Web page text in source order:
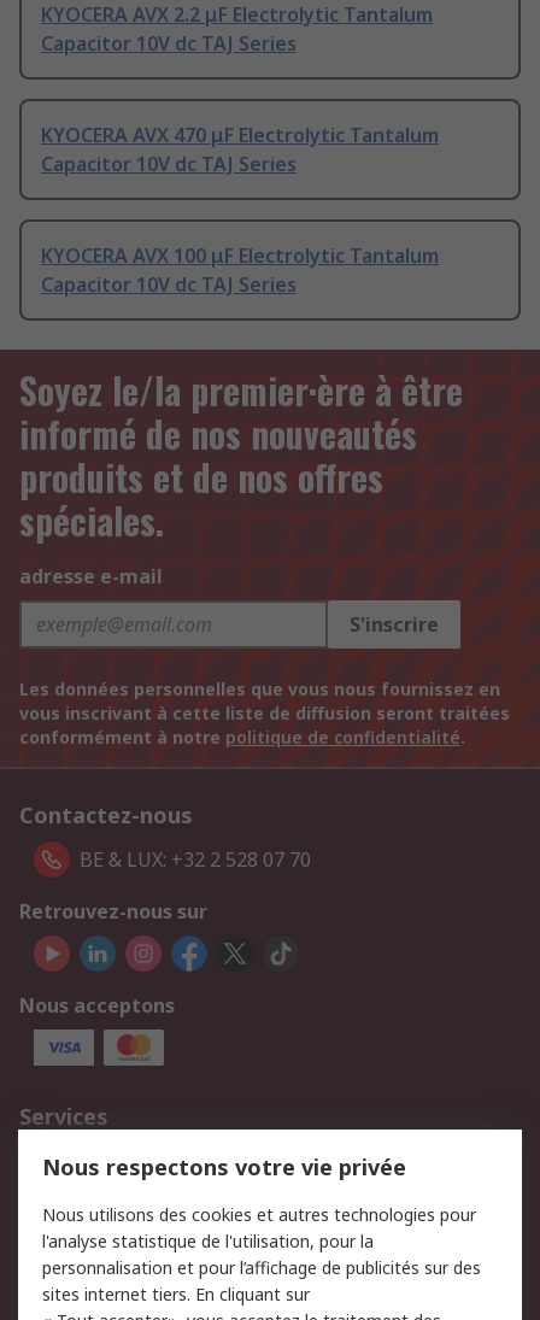
KYOCERA AVX 2.2 μF Electrolytic Tantalum
Capacitor 10V dc TAJ Series
KYOCERA AVX 470 μF Electrolytic Tantalum
Capacitor 10V dc TAJ Series
KYOCERA AVX 100 μF Electrolytic Tantalum
Capacitor 10V dc TAJ Series
Soyez le/la premier·ère à être
informé de nos nouveautés
produits et de nos offres
spéciales.
adresse e-mail
S'inscrire
Les données personnelles que vous nous fournissez en
vous inscrivant à cette liste de diffusion seront traitées
conformément à notre politique de confidentialité.
Contactez-nous
BE & LUX: +32 2 528 07 70
Retrouvez-nous sur
Nous acceptons
Services
750.000 produits
2.500 marques
Retours
Support technique
Track & trace
Nous respectons votre vie privée
Nous utilisons des cookies et autres technologies pour
l'analyse statistique de l'utilisation, pour la
personnalisation et pour l’affichage de publicités sur des
sites internet tiers. En cliquant sur